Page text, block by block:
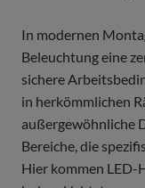
In modernen
Beleuchtung eine
sichere
in herkömmlichen
außergewöhnliche
Bereiche, die
Hier kommen LED-